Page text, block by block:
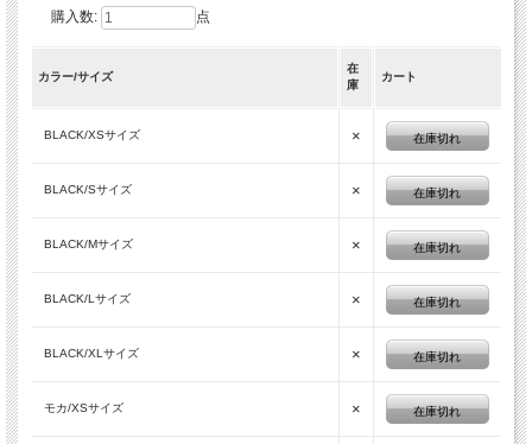
購入数: 点
カラー/サイズ
在
庫
カート
BLACK/XSサイズ × 在庫切れ
BLACK/Sサイズ × 在庫切れ
BLACK/Mサイズ × 在庫切れ
BLACK/Lサイズ × 在庫切れ
BLACK/XLサイズ × 在庫切れ
モカ/XSサイズ × 在庫切れ